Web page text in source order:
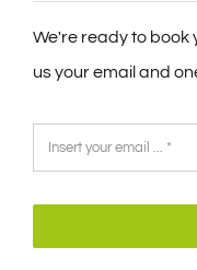
We're ready to book
us your email and